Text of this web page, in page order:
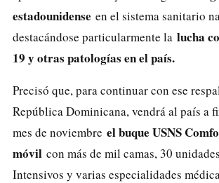
estadounidense en el sistema sanitario
destacándose particularmente la lucha
19 y otras patologías en el país.
Precisó que, para continuar con ese
República Dominicana, vendrá al país a
mes de noviembre el buque USNS
móvil con más de mil camas, 30
Intensivos y varias especialidades